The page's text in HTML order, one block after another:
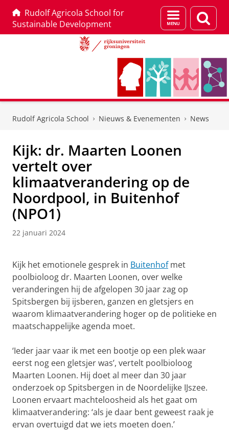
Rudolf Agricola School for
Sustainable Development
Menu
en
Rudolf Agricola School Nieuws & Evenementen News
Kijk: dr. Maarten Loonen
vertelt over
klimaatverandering op de
Noordpool, in Buitenhof
(NPO1)
22 januari 2024
Kijk het emotionele gesprek in Buitenhofmet
poolbioloog dr. Maarten Loonen, over welke
veranderingen hij de afgelopen 30 jaar zag op
Spitsbergen bij ijsberen, ganzen en gletsjers en
waarom klimaatverandering hoger op de politieke en
maatschappelijke agenda moet.
‘Ieder jaar vaar ik met een bootje op een plek waar
eerst nog een gletsjer was’, vertelt poolbioloog
Maarten Loonen. Hij doet al meer dan 30 jaar
onderzoek op Spitsbergen in de Noordelijke IJszee.
Loonen ervaart machteloosheid als het gaat om
klimaatverandering: ‘als je daar bent geweest raak je
ervan overtuigd dat we iets moeten doen.’